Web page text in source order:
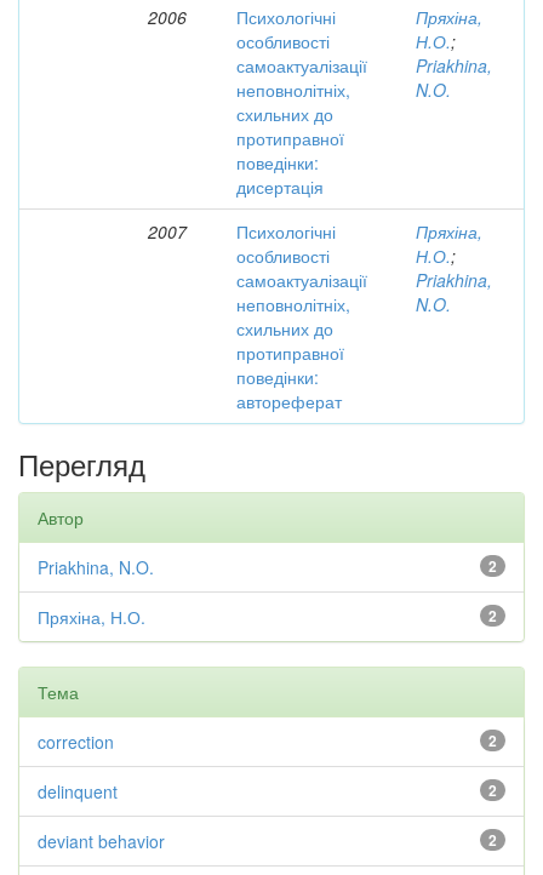
2006
Психологічні
особливості
самоактуалізації
неповнолітніх,
схильних до
протиправної
поведінки:
дисертація
Пряхіна,
Н.О.;
Priakhina,
N.O.
2007
Психологічні
особливості
самоактуалізації
неповнолітніх,
схильних до
протиправної
поведінки:
автореферат
Пряхіна,
Н.О.;
Priakhina,
N.O.
Перегляд
Автор
2
Priakhina, N.O.
2
Пряхіна, Н.О.
Тема
2
correction
2
delinquent
2
deviant behavior